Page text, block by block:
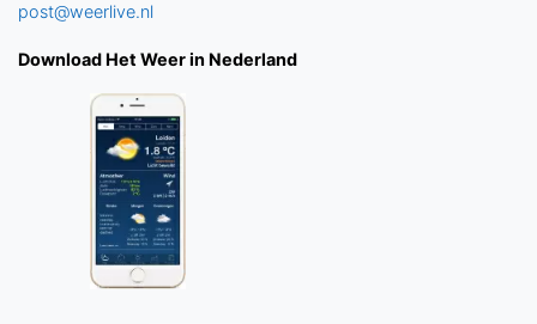
post@weerlive.nl
Download Het Weer in Nederland